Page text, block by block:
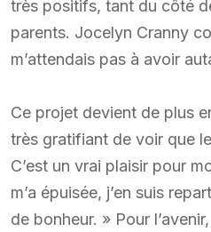
très positifs, tant du côté
parents. Jocelyn Cranny
m’attendais pas à avoir
Ce projet devient de plus
très gratifiant de voir que
C’est un vrai plaisir pour
m’a épuisée, j’en suis
de bonheur. » Pour